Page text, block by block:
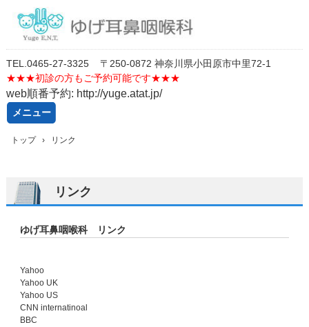
TEL. 0465-27-3325
〒250-0872 神奈川県小田原市中里72-1
★★★初診の方もご予約可能です★★★
web順番予約: http://yuge.atat.jp/
メニュー
トップ › リンク
リンク
ゆげ耳鼻咽喉科 リンク
Yahoo
Yahoo UK
Yahoo US
CNN internatinoal
BBC